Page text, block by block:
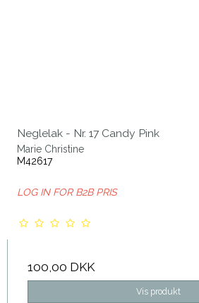
Neglelak - Nr. 17 Candy Pink
Marie Christine
M42617
LOG IN FOR B2B PRIS
100,00 DKK
Vis produkt